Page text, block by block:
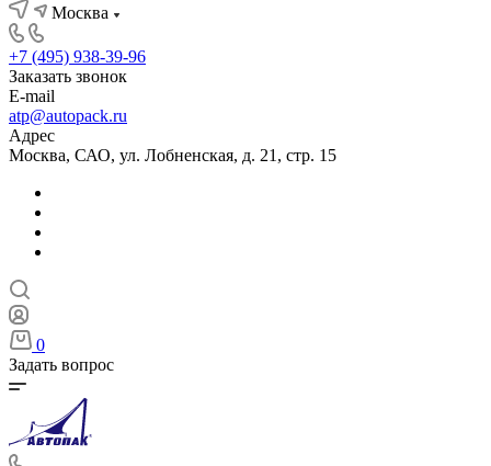
Москва
+7 (495) 938-39-96
Заказать звонок
E-mail
atp@autopack.ru
Адрес
Москва, САО, ул. Лобненская, д. 21, стр. 15
0
Задать вопрос